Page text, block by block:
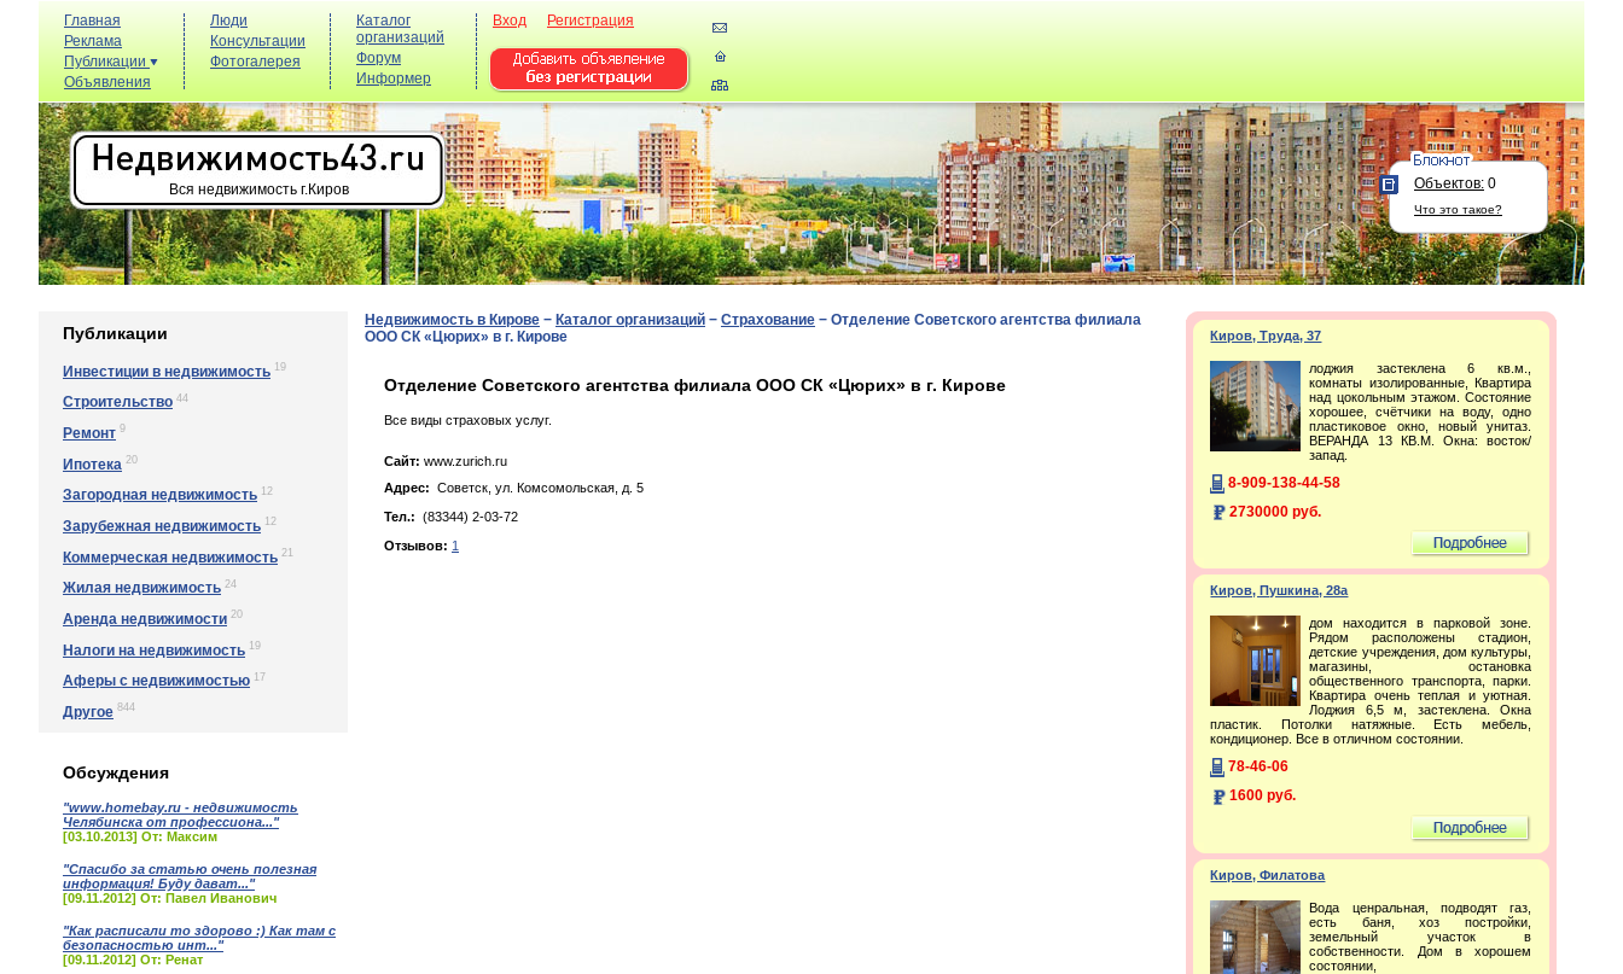
Главная
Реклама
Публикации
Объявления
Люди
Консультации
Фотогалерея
Каталог
организаций
Форум
Информер
Вход Регистрация
Вся недвижимость г.Киров Объектов: 0
Что это такое?
Публикации
Инвестиции в недвижимость 19
Строительство 44
Ремонт 9
Ипотека 20
Загородная недвижимость 12
Зарубежная недвижимость 12
Коммерческая недвижимость 21
Жилая недвижимость 24
Аренда недвижимости 20
Налоги на недвижимость 19
Аферы с недвижимостью 17
Другое 844
Обсуждения
"www.homebay.ru - недвижимость
Челябинска от профессиона..."
[03.10.2013] От: Максим
"Спасибо за статью очень полезная
информация! Буду дават..."
[09.11.2012] От: Павел Иванович
"Как расписали то здорово :) Как там с
безопасностью инт..."
[09.11.2012] От: Ренат
Недвижимость в Кирове − Каталог организаций − Страхование − Отделение Советского агентства филиала
ООО СК «Цюрих» в г. Кирове
Отделение Советского агентства филиала ООО СК «Цюрих» в г. Кирове
Все виды страховых услуг.
Сайт: www.zurich.ru
Адрес: Советск, yл. Кoмcoмoльcкaя, д. 5
Тел.: (83344) 2-03-72
Отзывов: 1
Киров, Труда, 37
лоджия застеклена 6 кв.м.,
комнаты изолированные, Квартира
над цокольным этажом. Состояние
хорошее, счётчики на воду, одно
пластиковое окно, новый унитаз.
ВЕРАНДА 13 КВ.М. Окна: восток/
запад.
8-909-138-44-58
2730000 руб.
Киров, Пушкина, 28а
дом находится в парковой зоне.
Рядом расположены стадион,
детские учреждения, дом культуры,
магазины, остановка
общественного транспорта, парки.
Квартира очень теплая и уютная.
Лоджия 6,5 м, застеклена. Окна
пластик. Потолки натяжные. Есть мебель,
кондиционер. Все в отличном состоянии.
78-46-06
1600 руб.
Киров, Филатова
Вода ценральная, подводят газ,
есть баня, хоз постройки,
земельный участок в
собственности. Дом в хорошем
состоянии,